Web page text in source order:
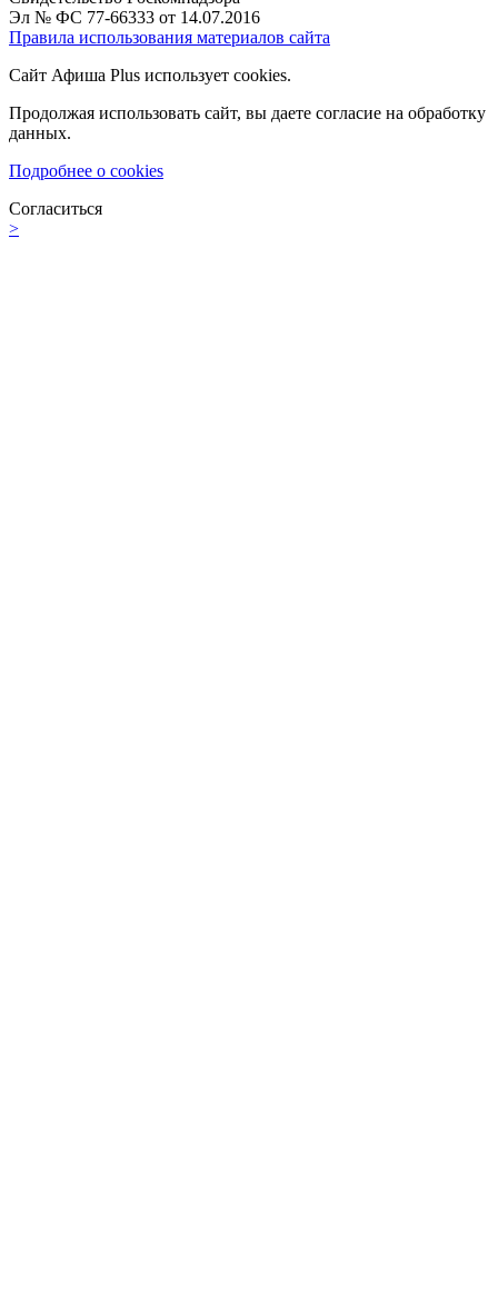
Эл № ФС 77-66333 от 14.07.2016
Правила использования материалов сайта
Сайт Афиша Plus использует cookies.
Продолжая использовать сайт, вы даете согласие на обработку
данных.
Подробнее о cookies
Согласиться
>